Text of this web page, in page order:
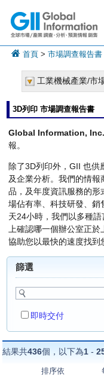
首頁 >市場調查報告書
工業機械產業/市
3D列印 市場調查報告書
Global Information,
報。
除了3D列印外，GII 也供
及企業分析。我們的情
品，及年度資訊服務的
場佔有率、科技研發、
天24小時，我們以多種
上確認哪一個辦公室正
協助您以最快的速度找到
篩選
即時交付
結果共436個，以下為1 -
排序依